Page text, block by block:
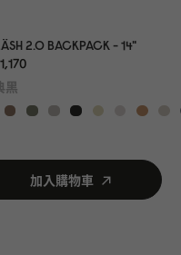
2.0 BACKPACK - 14"
0
黑
加入購物車